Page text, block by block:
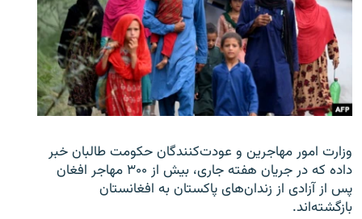
وزارت امور مهاجرین و عودت‌کنندگان حکومت طالبان خبر
داده که در جریان هفته جاری، بیش از ۳۰۰ مهاجر افغان
پس از آزادی از زندان‌های پاکستان به افغانستان
بازگشته‌اند.